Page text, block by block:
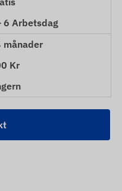
6 Arbetsdag
månader
Kr